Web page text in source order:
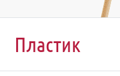
Пластик